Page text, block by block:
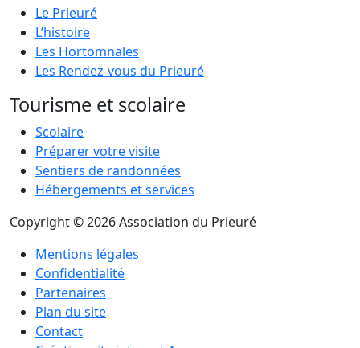
Le Prieuré
L’histoire
Les Hortomnales
Les Rendez-vous du Prieuré
Tourisme et scolaire
Scolaire
Préparer votre visite
Sentiers de randonnées
Hébergements et services
Copyright © 2026 Association du Prieuré
Mentions légales
Confidentialité
Partenaires
Plan du site
Contact